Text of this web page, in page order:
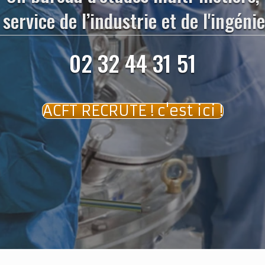
de l’industrie et de
02 32 44 31 51
ACFT RECRUTE ! c'est ici !